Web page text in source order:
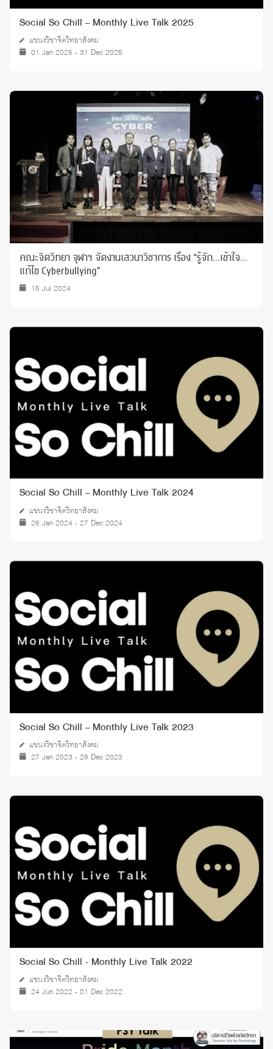
Social So Chill – Monthly Live Talk 2025
แขนงวิชาจิตวิทยาสังคม
01 Jan 2025 - 31 Dec 2025
คณะจิตวิทยา จุฬาฯ จัดงานเสวนาวิชาการ เรื่อง “รู้จัก…เข้าใจ…
แก้ไข Cyberbullying”
15 Jul 2024
Social So Chill – Monthly Live Talk 2024
แขนงวิชาจิตวิทยาสังคม
26 Jan 2024 - 27 Dec 2024
Social So Chill – Monthly Live Talk 2023
แขนงวิชาจิตวิทยาสังคม
27 Jan 2023 - 29 Dec 2023
Social So Chill - Monthly Live Talk 2022
แขนงวิชาจิตวิทยาสังคม
24 Jun 2022 - 01 Dec 2022